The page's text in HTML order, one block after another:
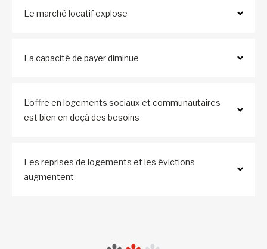
Le marché locatif explose
La capacité de payer diminue
L’offre en logements sociaux et communautaires
est bien en deçà des besoins
Les reprises de logements et les évictions
augmentent